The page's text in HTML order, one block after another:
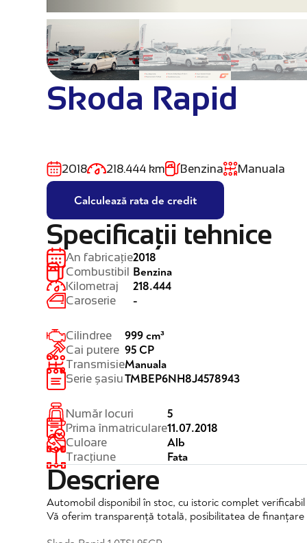
Skoda Rapid
2018 218.444 km Benzina Manuala
Calculează rata de credit
Specificații tehnice
An fabricație
Combustibil
Kilometraj
Caroserie
2018
Benzina
218.444
-
Cilindree
Cai putere
Transmisie
Serie șasiu
999 cm³
95 CP
Manuala
TMBEP6NH8J4578943
Număr locuri
Prima înmatriculare
Culoare
Tracțiune
5
11.07.2018
Alb
Fata
Descriere
Automobil disponibil în stoc, cu istoric complet
Vă oferim transparență totală, posibilitatea de